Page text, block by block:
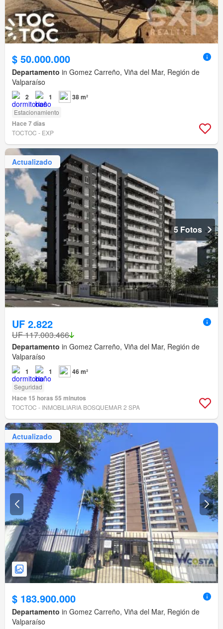
$ 50.000.000
Departamento in Gomez Carreño, Viña del Mar, Región de
Valparaíso
2 1 38 m²
Estacionamiento
Hace 7 días
TOCTOC - EXP
Actualizado
5 Fotos
UF 2.822
UF 117.003.466
Departamento in Gomez Carreño, Viña del Mar, Región de
Valparaíso
1 1 46 m²
Seguridad
Hace 15 horas 55 minutos
TOCTOC - INMOBILIARIA BOSQUEMAR 2 SPA
Actualizado
$ 183.900.000
Departamento in Gomez Carreño, Viña del Mar, Región de
Valparaíso